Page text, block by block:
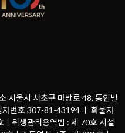
서울시 서초구 마방로 48, 통인빌
번호 307-81-43194 ㅣ 화물자
위생관리용역법 : 제 70호 시설